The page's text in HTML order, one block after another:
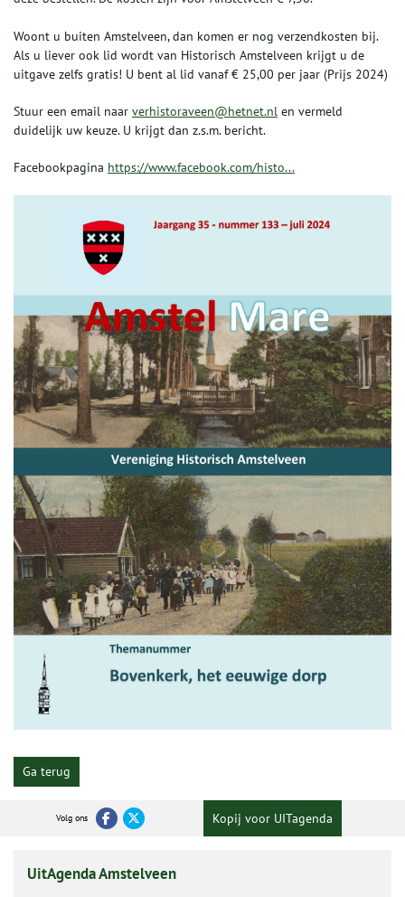
Woont u buiten Amstelveen, dan komen er nog verzendkosten bij.
Als u liever ook lid wordt van Historisch Amstelveen krijgt u de
uitgave zelfs gratis! U bent al lid vanaf € 25,00 per jaar (Prijs 2024)
Stuur een email naar verhistoraveen@hetnet.nl en vermeld
duidelijk uw keuze. U krijgt dan z.s.m. bericht.
Facebookpagina https://www.facebook.com/histo...
Ga terug
Volg ons Kopij voor UITagenda
UitAgenda Amstelveen